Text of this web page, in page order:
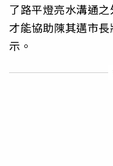
了路平燈亮水溝通
才能協助陳其邁市
示。